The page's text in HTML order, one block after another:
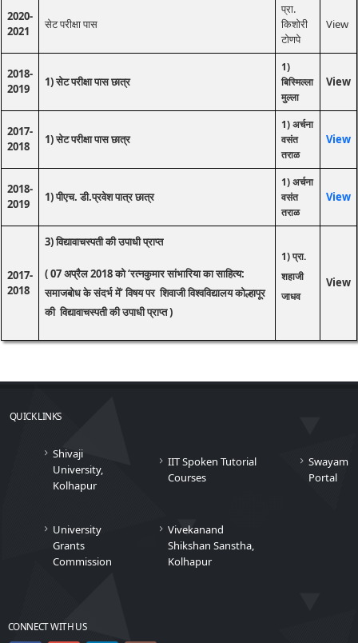
2020-
2021
सेट परीक्षा पास
प्रा.
किशोरी
टोणपे
View
2018-
2019
1) सेट परीक्षा पास छात्र
1)
बिस्मिल्ला
मुल्ला
View
2017-
2018
1) सेट परीक्षा पास छात्र
1) अर्चना
वसंत
तराळ
View
2018-
2019
1) पीएच. डी.प्रवेश पात्र छात्र
1) अर्चना
वसंत
तराळ
View
2017-
2018
3) विद्यावाचस्पती की उपाधी प्राप्त
( 07 अप्रैल 2018 को ‘रत्नकुमार सांभारिया का साहित्य:
समाजबोध के संदर्भ में’ विषय पर शिवाजी विश्वविद्यालय कोल्हापूर
की विद्यावाचस्पती की उपाधी प्राप्त )
1) प्रा.
शहाजी
जाधव
View
QUICK LINKS
Shivaji
University,
Kolhapur
IIT Spoken Tutorial
Courses
Swayam
Portal
University
Grants
Commission
Vivekanand
Shikshan Sanstha,
Kolhapur
CONNECT WITH US